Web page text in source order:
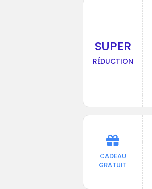
SUPER
RÉDUCTION
CADEAU
GRATUIT